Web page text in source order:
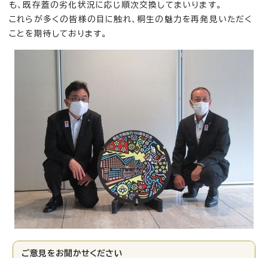
も、既存蓋の劣化状況に応じ順次交換してまいります。
これらが多くの皆様の目に触れ、桐生の魅力を再発見いただく
ことを期待しております。
ご意見をお聞かせください